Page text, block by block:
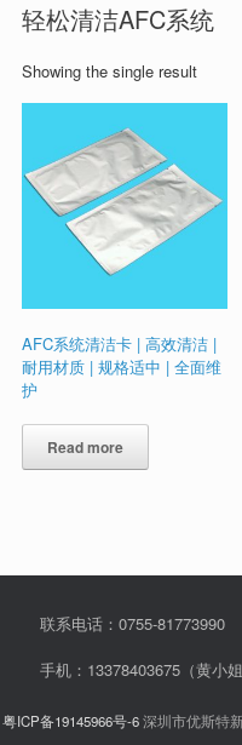
轻松清洁AFC系统
Showing the single result
AFC系统清洁卡 | 高效清洁 |
耐用材质 | 规格适中 | 全面维
护
Read more
联系电话：0755-81773990
手机：13378403675（黄小
粤ICP备19145966号-6深圳市优斯特